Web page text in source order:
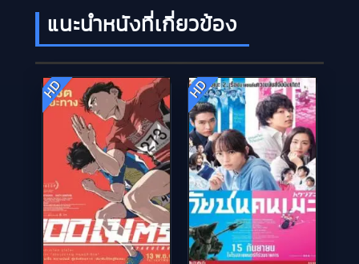
แนะนำหนังที่เกี่ยวข้อง
HD HD